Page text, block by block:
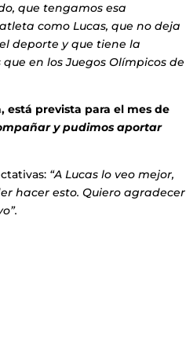
que tengamos esa
como Lucas, que no deja
deporte y que tiene la
en los Juegos Olímpicos de
prevista para el mes de
y pudimos aportar
“A Lucas lo veo mejor,
hacer esto. Quiero agradecer